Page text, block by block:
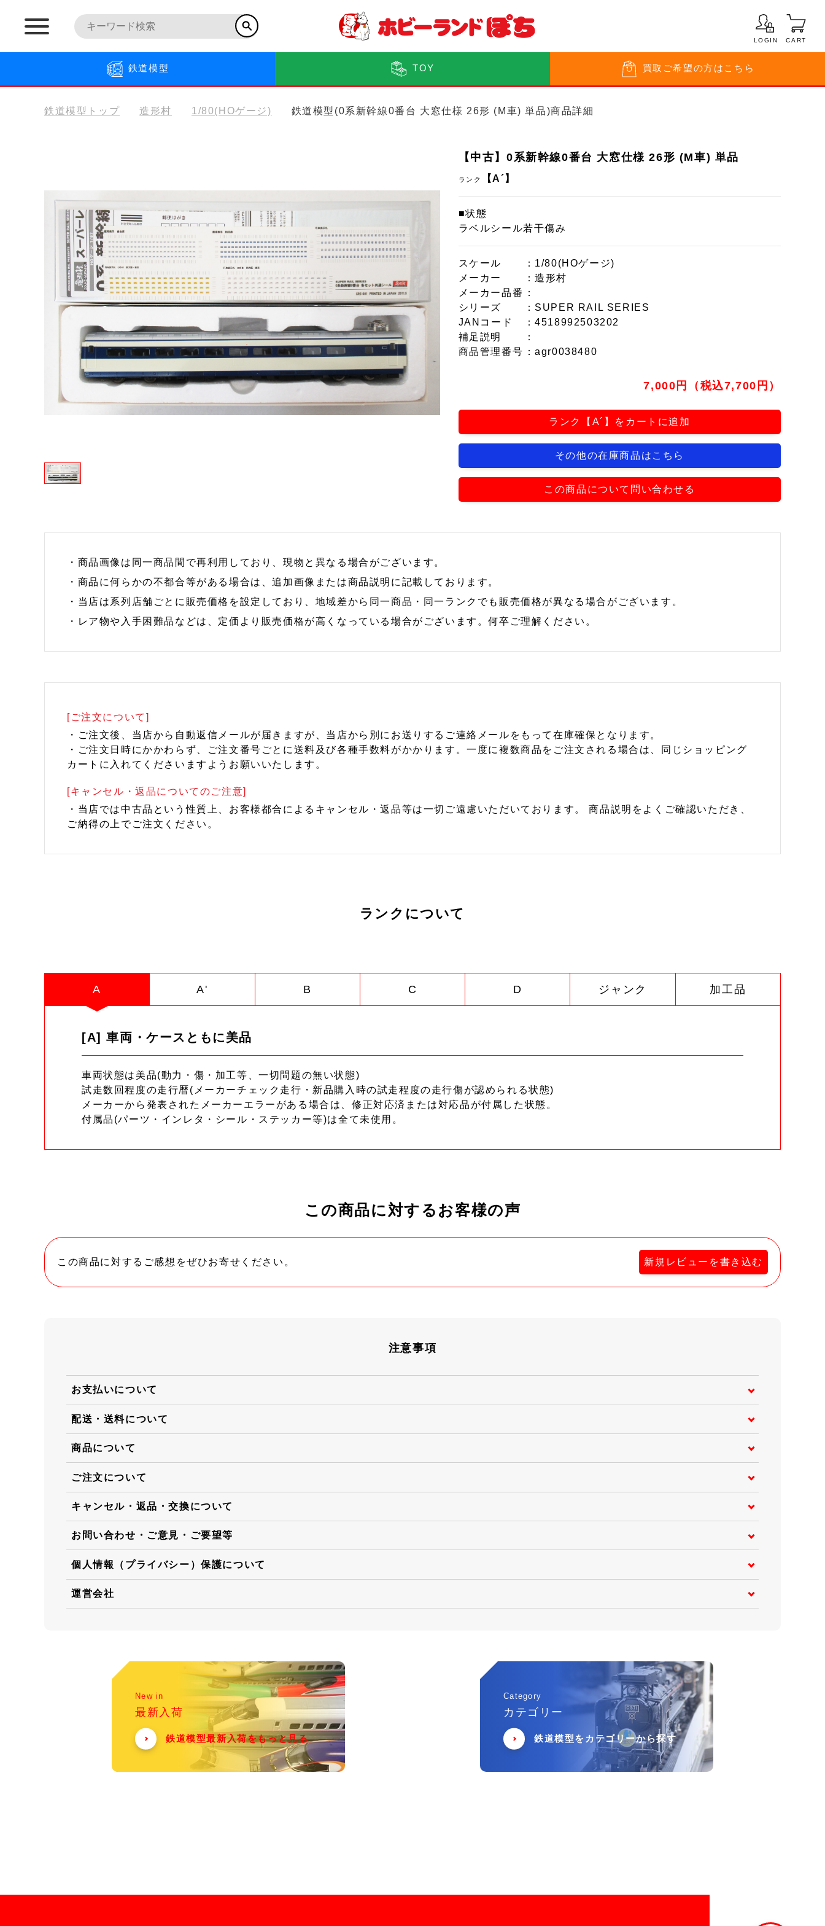
LOGIN CART
鉄道模型 TOY 買取 ご希望の方はこちら
鉄道模型トップ 造形村 1/80(HOゲージ) 鉄道模型(0系新幹線0番台 大窓仕様 26形 (M車) 単品)商品詳細
【中古】0系新幹線0番台 大窓仕様 26形 (M車) 単品
ランク 【A´】
■状態
ラベルシール若干傷み
スケール
：1/80(HOゲージ)
メーカー
：造形村
メーカー品番
：
シリーズ
：SUPER RAIL SERIES
JANコード
：4518992503202
補足説明
：
商品管理番号 ：agr0038480
7,000円（税込7,700円）
ランク【A´】をカートに追加
その他の在庫商品はこちら
この商品について問い合わせる
・商品画像は同一商品間で再利用しており、現物と異なる場合がございます。
・商品に何らかの不都合等がある場合は、追加画像または商品説明に記載しております。
・当店は系列店舗ごとに販売価格を設定しており、地域差から同一商品・同一ランクでも販売価格が異なる場合がございます。
・レア物や入手困難品などは、定価より販売価格が高くなっている場合がございます。何卒ご理解ください。
[ご注文について]
・ご注文後、当店から自動返信メールが届きますが、当店から別にお送りするご連絡メールをもって在庫確保となります。
・ご注文日時にかかわらず、ご注文番号ごとに送料及び各種手数料がかかります。一度に複数商品をご注文される場合は、同じショッピング
カートに入れてくださいますようお願いいたします。
[キャンセル・返品についてのご注意]
・当店では中古品という性質上、お客様都合によるキャンセル・返品等は一切ご遠慮いただいております。 商品説明をよくご確認いただき、
ご納得の上でご注文ください。
ランクについて
A A' B C D ジャンク 加工品
[A] 車両・ケースともに美品
車両状態は美品(動力・傷・加工等、一切問題の無い状態)
試走数回程度の走行暦(メーカーチェック走行・新品購入時の試走程度の走行傷が認められる状態)
メーカーから発表されたメーカーエラーがある場合は、修正対応済または対応品が付属した状態。
付属品(パーツ・インレタ・シール・ステッカー等)は全て未使用。
この商品に対するお客様の声
この商品に対するご感想をぜひお寄せください。 新規レビューを書き込む
注意事項
お支払いについて
配送・送料について
商品について
ご注文について
キャンセル・返品・交換について
お問い合わせ・ご意見・ご要望等
個人情報（プライバシー）保護について
運営会社
New in
最新入荷
鉄道模型最新入荷をもっと見る
Category
カテゴリー
鉄道模型をカテゴリーから探す